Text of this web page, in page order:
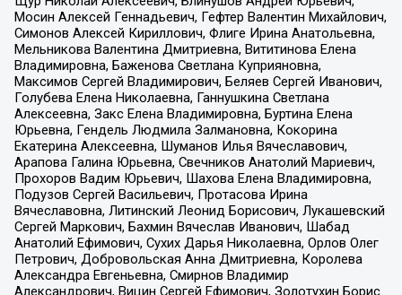
Мосин Алексей Геннадьевич, Гефтер Валентин Михайлович,
Симонов Алексей Кириллович, Флиге Ирина Анатольевна,
Мельникова Валентина Дмитриевна, Вититинова Елена
Владимировна, Баженова Светлана Куприяновна,
Максимов Сергей Владимирович, Беляев Сергей Иванович,
Голубева Елена Николаевна, Ганнушкина Светлана
Алексеевна, Закс Елена Владимировна, Буртина Елена
Юрьевна, Гендель Людмила Залмановна, Кокорина
Екатерина Алексеевна, Шуманов Илья Вячеславович,
Арапова Галина Юрьевна, Свечников Анатолий Мариевич,
Прохоров Вадим Юрьевич, Шахова Елена Владимировна,
Подузов Сергей Васильевич, Протасова Ирина
Вячеславовна, Литинский Леонид Борисович, Лукашевский
Сергей Маркович, Бахмин Вячеслав Иванович, Шабад
Анатолий Ефимович, Сухих Дарья Николаевна, Орлов Олег
Петрович, Добровольская Анна Дмитриевна, Королева
Александра Евгеньевна, Смирнов Владимир
Александрович, Вицин Сергей Ефимович, Золотухин Борис